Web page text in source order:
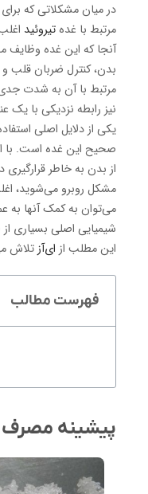
در میان مشکلاتی که
مرتبط با غدهتیروئید
آنجا که این غده وظایف
بدن، کنترل ضربان قلب و
مرتبط با آن به شدت
نیز رابطه نزدیکی با یک
یکی از دلایل اصلی
صحیح این غده است. با
از بدن به خاطر
مشکل روبرو می‌شوید،
می‌توان به کمک آنها به
شیمیایی اصلی بسیاری از
این مطلب از ای‌آزتلاش
فهرست مطالب
پیشینه مصرف